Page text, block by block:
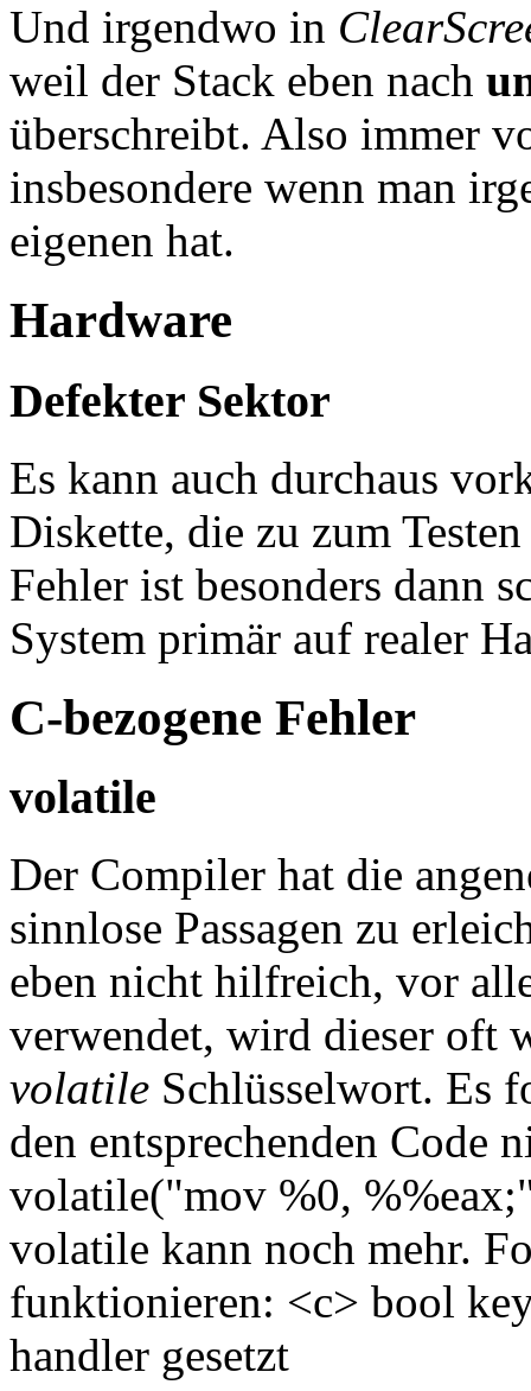
Und irgendwo in
weil der Stack eben nach
überschreibt. Also immer
insbesondere wenn man
eigenen hat.
Hardware
Defekter Sektor
Es kann auch durchaus
Diskette, die zu zum
Fehler ist besonders dann
System primär auf realer
C-bezogene Fehler
volatile
Der Compiler hat die
sinnlose Passagen zu
eben nicht hilfreich, vor
verwendet, wird dieser oft
volatile Schlüsselwort. Es
den entsprechenden Code
volatile("mov %0,
volatile kann noch mehr.
funktionieren: <c> bool
handler gesetzt